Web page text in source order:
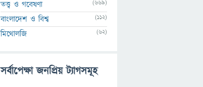
তত্ত্ব ও গবেষণা (669)
বাংলাদেশ ও বিশ্ব (112)
মিথোলজি (62)
সর্বাপেক্ষা জনপ্রিয় ট্যাগসমূহ